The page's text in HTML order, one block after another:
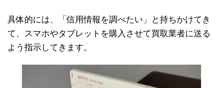
具体的には、「信用情報を調べたい」と持ちかけてき
て、スマホやタブレットを購入させて買取業者に送る
よう指示してきます。